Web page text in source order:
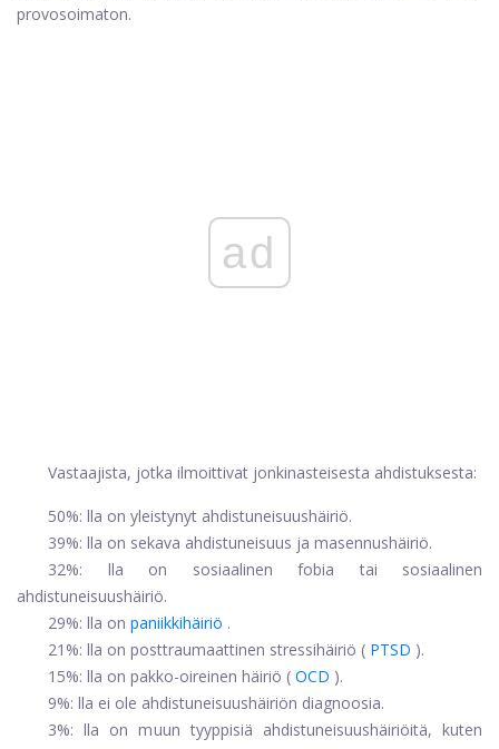
provosoimaton.
ad
Vastaajista, jotka ilmoittivat jonkinasteisesta ahdistuksesta:
50%: lla on yleistynyt ahdistuneisuushäiriö.
39%: lla on sekava ahdistuneisuus ja masennushäiriö.
32%: lla on sosiaalinen fobia tai sosiaalinen
ahdistuneisuushäiriö.
29%: lla on paniikkihäiriö .
21%: lla on posttraumaattinen stressihäiriö ( PTSD ).
15%: lla on pakko-oireinen häiriö ( OCD ).
9%: lla ei ole ahdistuneisuushäiriön diagnoosia.
3%: lla on muun tyyppisiä ahdistuneisuushäiriöitä, kuten